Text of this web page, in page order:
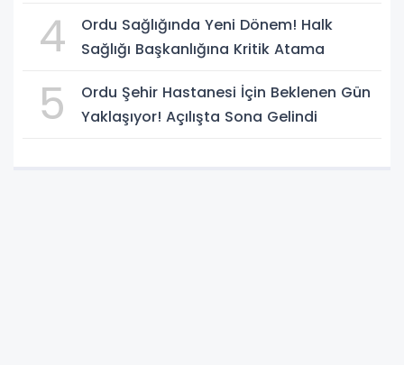
4
Ordu Sağlığında Yeni Dönem! Halk
Sağlığı Başkanlığına Kritik Atama
5
Ordu Şehir Hastanesi İçin Beklenen Gün
Yaklaşıyor! Açılışta Sona Gelindi